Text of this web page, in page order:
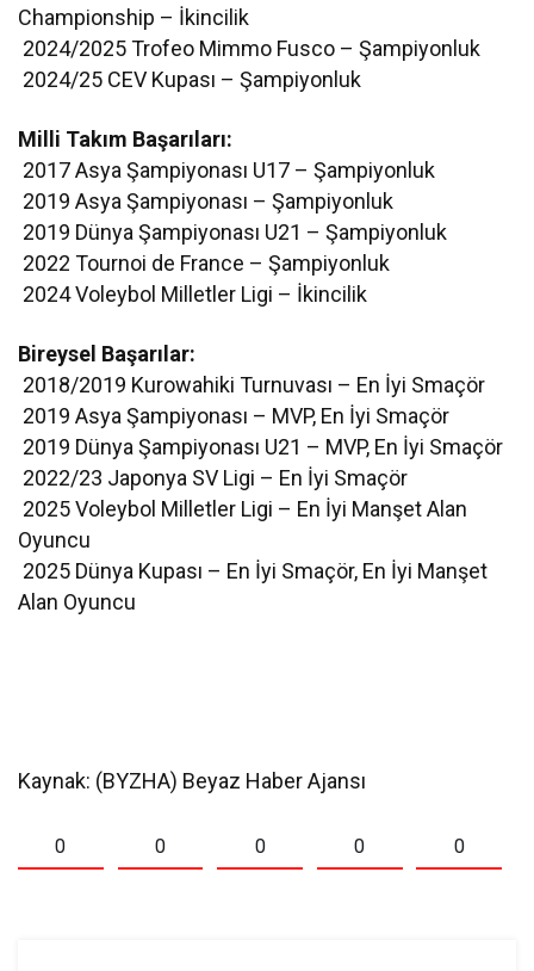
Championship – İkincilik
2024/2025 Trofeo Mimmo Fusco – Şampiyonluk
2024/25 CEV Kupası – Şampiyonluk
Milli Takım Başarıları:
2017 Asya Şampiyonası U17 – Şampiyonluk
2019 Asya Şampiyonası – Şampiyonluk
2019 Dünya Şampiyonası U21 – Şampiyonluk
2022 Tournoi de France – Şampiyonluk
2024 Voleybol Milletler Ligi – İkincilik
Bireysel Başarılar:
2018/2019 Kurowahiki Turnuvası – En İyi Smaçör
2019 Asya Şampiyonası – MVP, En İyi Smaçör
2019 Dünya Şampiyonası U21 – MVP, En İyi Smaçör
2022/23 Japonya SV Ligi – En İyi Smaçör
2025 Voleybol Milletler Ligi – En İyi Manşet Alan
Oyuncu
2025 Dünya Kupası – En İyi Smaçör, En İyi Manşet
Alan Oyuncu
Kaynak: (BYZHA) Beyaz Haber Ajansı
0 0 0 0 0